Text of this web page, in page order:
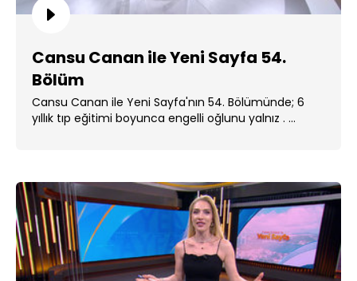
Cansu Canan ile Yeni Sayfa 54.
Bölüm
Cansu Canan ile Yeni Sayfa'nın 54. Bölümünde; 6
yıllık tıp eğitimi boyunca engelli oğlunu yalnız . ...